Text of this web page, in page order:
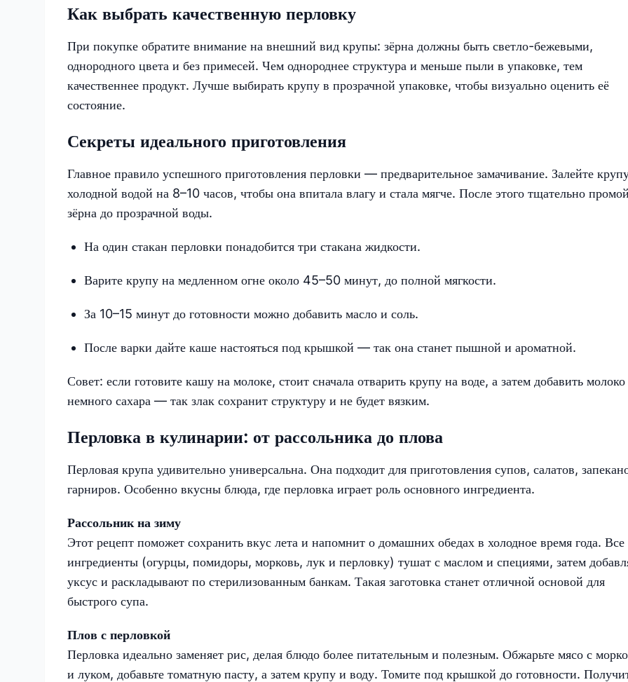
Как выбрать качественную перловку
При покупке обратите внимание на внешний вид крупы: зёрна должны быть светло-бежевыми,
однородного цвета и без примесей. Чем однороднее структура и меньше пыли в упаковке, тем
качественнее продукт. Лучше выбирать крупу в прозрачной упаковке, чтобы визуально оценить её
состояние.
Секреты идеального приготовления
Главное правило успешного приготовления перловки — предварительное замачивание. Залейте
холодной водой на 8–10 часов, чтобы она впитала влагу и стала мягче. После этого тщательно
зёрна до прозрачной воды.
На один стакан перловки понадобится три стакана жидкости.
Варите крупу на медленном огне около 45–50 минут, до полной мягкости.
За 10–15 минут до готовности можно добавить масло и соль.
После варки дайте каше настояться под крышкой — так она станет пышной и ароматной.
Совет: если готовите кашу на молоке, стоит сначала отварить крупу на воде, а затем добавить
немного сахара — так злак сохранит структуру и не будет вязким.
Перловка в кулинарии: от рассольника до плова
Перловая крупа удивительно универсальна. Она подходит для приготовления супов, салатов,
гарниров. Особенно вкусны блюда, где перловка играет роль основного ингредиента.
Рассольник на зиму
Этот рецепт поможет сохранить вкус лета и напомнит о домашних обедах в холодное время года. Все
ингредиенты (огурцы, помидоры, морковь, лук и перловку) тушат с маслом и специями, затем
уксус и раскладывают по стерилизованным банкам. Такая заготовка станет отличной основой для
быстрого супа.
Плов с перловкой
Перловка идеально заменяет рис, делая блюдо более питательным и полезным. Обжарьте мясо с
и луком, добавьте томатную пасту, а затем крупу и воду. Томите под крышкой до готовности.